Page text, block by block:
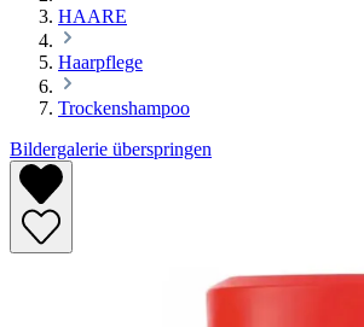
HAARE
Haarpflege
Trockenshampoo
Bildergalerie überspringen